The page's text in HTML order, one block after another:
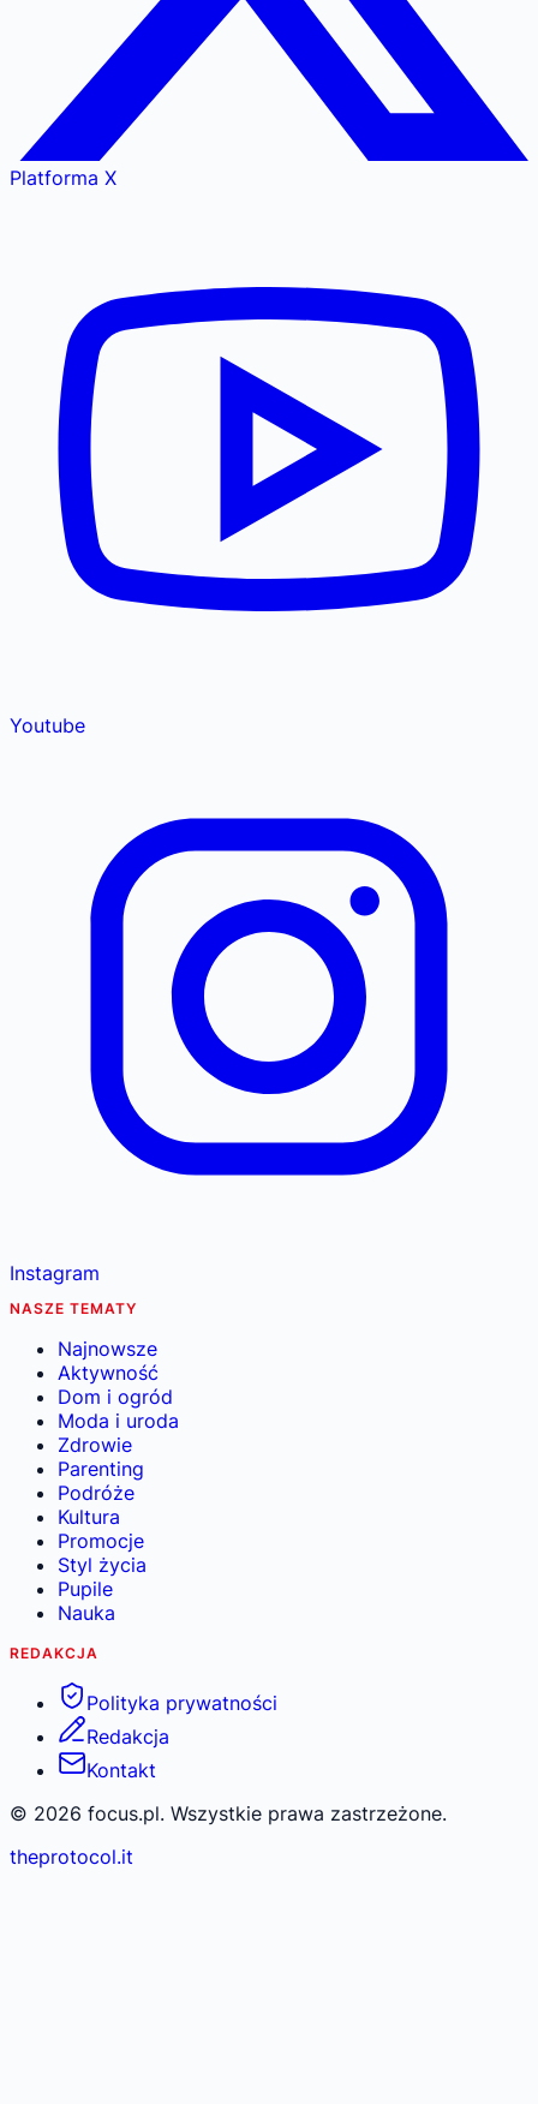
Platforma X
Youtube
Instagram
NASZE TEMATY
Najnowsze
Aktywność
Dom i ogród
Moda i uroda
Zdrowie
Parenting
Podróże
Kultura
Promocje
Styl życia
Pupile
Nauka
REDAKCJA
Polityka prywatności
Redakcja
Kontakt
© 2026 focus.pl. Wszystkie prawa zastrzeżone.
theprotocol.it